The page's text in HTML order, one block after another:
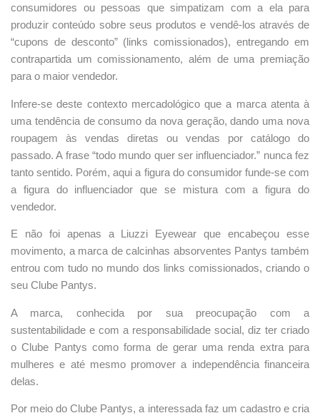
consumidores ou pessoas que simpatizam com a ela para
produzir conteúdo sobre seus produtos e vendê-los através de
“cupons de desconto” (links comissionados), entregando em
contrapartida um comissionamento, além de uma premiação
para o maior vendedor.
Infere-se deste contexto mercadológico que a marca atenta à
uma tendência de consumo da nova geração, dando uma nova
roupagem às vendas diretas ou vendas por catálogo do
passado. A frase “todo mundo quer ser influenciador.” nunca fez
tanto sentido. Porém, aqui a figura do consumidor funde-se com
a figura do influenciador que se mistura com a figura do
vendedor.
E não foi apenas a Liuzzi Eyewear que encabeçou esse
movimento, a marca de calcinhas absorventes Pantys também
entrou com tudo no mundo dos links comissionados, criando o
seu Clube Pantys.
A marca, conhecida por sua preocupação com a
sustentabilidade e com a responsabilidade social, diz ter criado
o Clube Pantys como forma de gerar uma renda extra para
mulheres e até mesmo promover a independência financeira
delas.
Por meio do Clube Pantys, a interessada faz um cadastro e cria